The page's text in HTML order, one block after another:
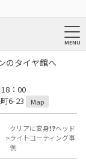
のタイヤ館へ
：00
6-23
Map
クリアに変身❗️❓ヘッド
ライトコーティング事
例